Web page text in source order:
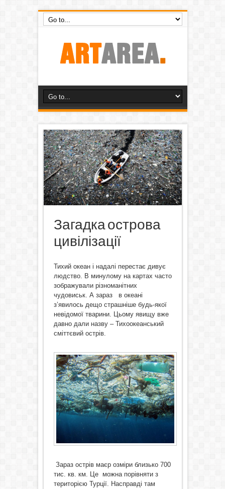
Загадка острова
цивілізації
Тихий океан і надалі перестає дивує
людство. В минулому на картах часто
зображували різноманітних
чудовиськ. А зараз в океані
з’явилось дещо страшніше будь-якої
невідомої тварини. Цьому явищу вже
давно дали назву – Тихоокеанський
сміттєвий острів.
Зараз острів маєр озміри близько 700
тис. кв. км. Це можна порівняти з
територією Турції. Насправді там